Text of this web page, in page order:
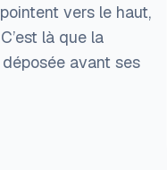
vers le haut,
là que la
avant ses